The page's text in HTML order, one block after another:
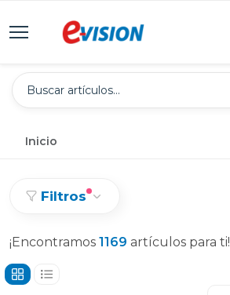
Inicio
Filtros
¡Encontramos 1169 artículos para ti!